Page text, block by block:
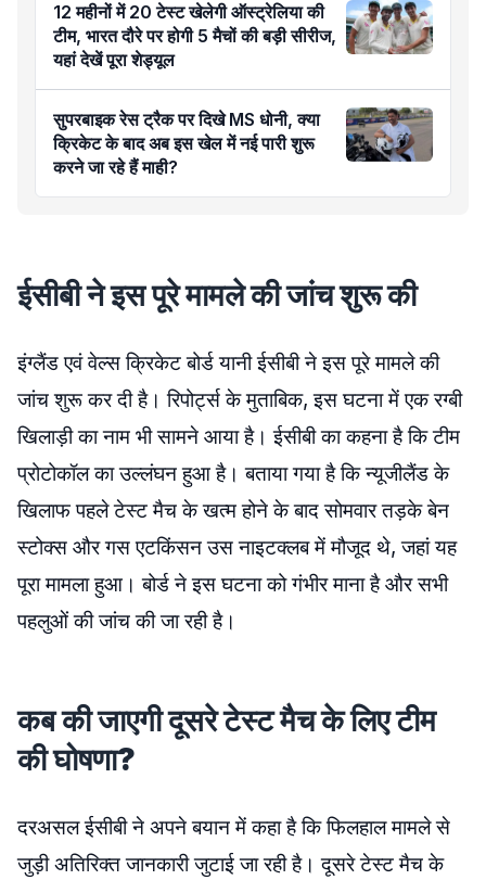
12 महीनों में 20 टेस्ट खेलेगी ऑस्ट्रेलिया की
टीम, भारत दौरे पर होगी 5 मैचों की बड़ी सीरीज,
यहां देखें पूरा शेड्यूल
सुपरबाइक रेस ट्रैक पर दिखे MS धोनी, क्या
क्रिकेट के बाद अब इस खेल में नई पारी शुरू
करने जा रहे हैं माही?
ईसीबी ने इस पूरे मामले की जांच शुरू की
इंग्लैंड एवं वेल्स क्रिकेट बोर्ड यानी ईसीबी ने इस पूरे मामले की
जांच शुरू कर दी है। रिपोर्ट्स के मुताबिक, इस घटना में एक रग्बी
खिलाड़ी का नाम भी सामने आया है। ईसीबी का कहना है कि टीम
प्रोटोकॉल का उल्लंघन हुआ है। बताया गया है कि न्यूजीलैंड के
खिलाफ पहले टेस्ट मैच के खत्म होने के बाद सोमवार तड़के बेन
स्टोक्स और गस एटकिंसन उस नाइटक्लब में मौजूद थे, जहां यह
पूरा मामला हुआ। बोर्ड ने इस घटना को गंभीर माना है और सभी
पहलुओं की जांच की जा रही है।
कब की जाएगी दूसरे टेस्ट मैच के लिए टीम
की घोषणा?
दरअसल ईसीबी ने अपने बयान में कहा है कि फिलहाल मामले से
जुड़ी अतिरिक्त जानकारी जुटाई जा रही है। दूसरे टेस्ट मैच के